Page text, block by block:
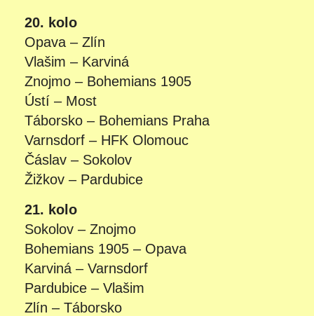
20. kolo
Opava – Zlín
Vlašim – Karviná
Znojmo – Bohemians 1905
Ústí – Most
Táborsko – Bohemians Praha
Varnsdorf – HFK Olomouc
Čáslav – Sokolov
Žižkov – Pardubice
21. kolo
Sokolov – Znojmo
Bohemians 1905 – Opava
Karviná – Varnsdorf
Pardubice – Vlašim
Zlín – Táborsko